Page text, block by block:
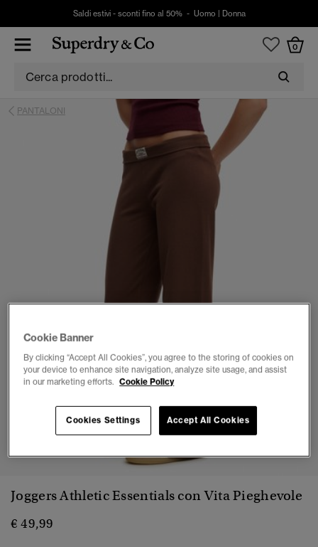
Saldi estivi - sconti fino al 50% - Uomo Donna
0
PANTALONI
1 2 3 4 5 6 7 8
Joggers Athletic Essentials con Vita Pieghevole
€ 49,99
Cookie Banner
By clicking “Accept All Cookies”, you agree to the storing of cookies on
your device to enhance site navigation, analyze site usage, and assist
in our marketing efforts. Cookie Policy
Cookies Settings Accept All Cookies